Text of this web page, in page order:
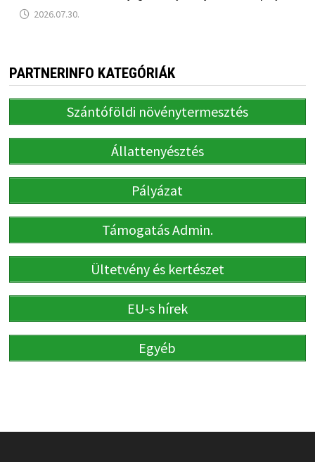
2026.07.30.
PARTNERINFO KATEGÓRIÁK
Szántóföldi növénytermesztés
Állattenyésztés
Pályázat
Támogatás Admin.
Ültetvény és kertészet
EU-s hírek
Egyéb